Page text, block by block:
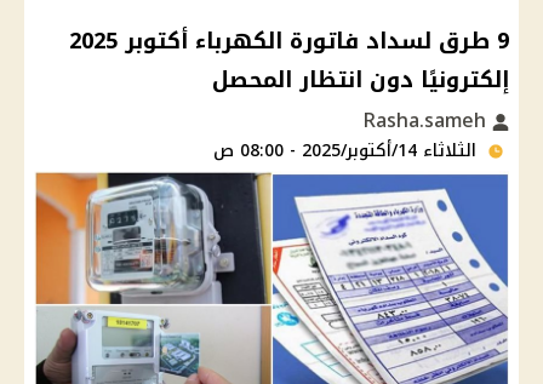
9 طرق لسداد فاتورة الكهرباء أكتوبر 2025
إلكترونيًا دون انتظار المحصل
الثلاثاء 14/أكتوبر/2025 - 08:00 ص